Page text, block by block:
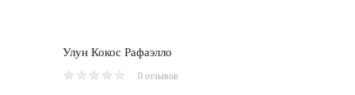
Улун Кокос Рафаэлло
0 отзывов